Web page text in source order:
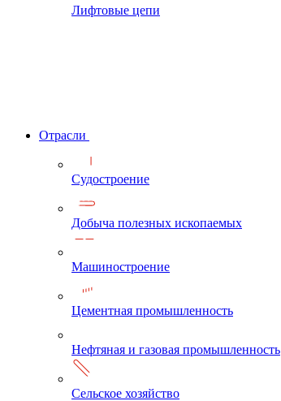
Лифтовые цепи
Отрасли
Судостроение
Добыча полезных ископаемых
Машиностроение
Цементная промышленность
Нефтяная и газовая промышленность
Сельское хозяйство